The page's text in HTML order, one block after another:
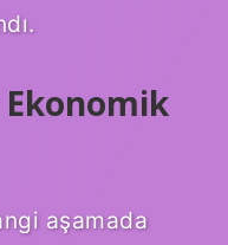
aşamada